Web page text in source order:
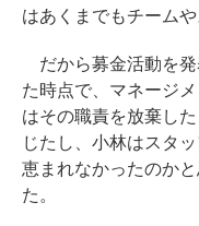
はあくまでもチームや
だから募金活動を発
た時点で、マネージメ
はその職責を放棄し
じたし、小林はスタ
恵まれなかったのかと
た。